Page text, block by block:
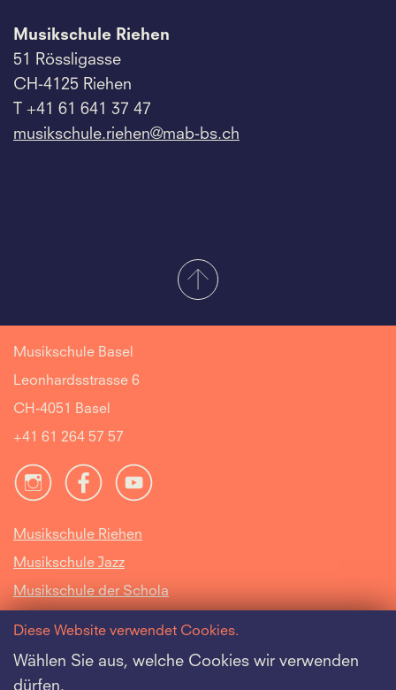
Musikschule Riehen
51 Rössligasse
CH-4125 Riehen
T +41 61 641 37 47
musikschule.riehen@mab-bs.ch
Musikschule Basel
Leonhardsstrasse 6
CH-4051 Basel
+41 61 264 57 57
Musikschule Riehen
Musikschule Jazz
Musikschule der Schola
Intranet
Diese Website verwendet Cookies.
Wählen Sie aus, welche Cookies wir verwenden
dürfen.